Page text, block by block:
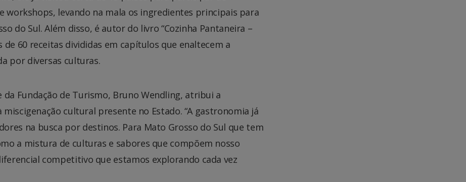
levando na mala os ingredientes principais para
do Sul. Além disso, é autor do livro “Cozinha Pantaneira –
de 60 receitas divididas em capítulos que enaltecem a
por diversas culturas.
Fundação de Turismo, Bruno Wendling, atribui a
cultural presente no Estado. “A gastronomia já
na busca por destinos. Para Mato Grosso do Sul que tem
a mistura de culturas e sabores que compõem nosso
competitivo que estamos explorando cada vez